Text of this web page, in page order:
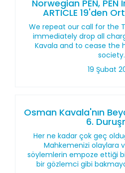
Norwegian PEN,
ARTICLE 19'den
We repeat our call for the
immediately drop all
Kavala and to cease the
society.
19 Şubat
Osman Kavala'nın
6.
Her ne kadar çok geç
Mahkemenizi olaylara
söylemlerin empoze ettiği
bir gözlemci gibi